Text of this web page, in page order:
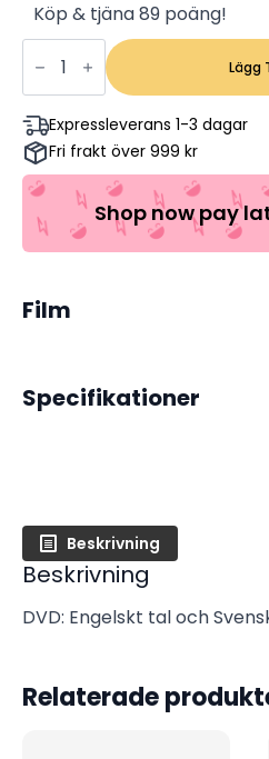
Köp & tjäna 89 poäng!
Alex
Rider:
Stormbreaker
-
Alex
Pettyfer,
Mickey
Rourke,
Sophie
Okonedo
(Begagnad)
mängd
Lägg
Expressleverans 1-3 dagar
Fri frakt över 999 kr
Shop now pay
Film
Specifikationer
Beskrivning
Beskrivning
DVD: Engelskt tal och
Relaterade